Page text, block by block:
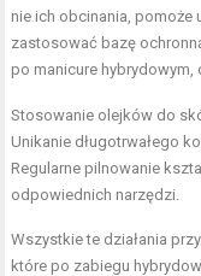
nie ich obcinania, pomoże
zastosować bazę
po manicure
Stosowanie olejków do
Unikanie długotrwałego
Regularne pilnowanie
odpowiednich narzędzi.
Wszystkie te działania
które po zabiegu